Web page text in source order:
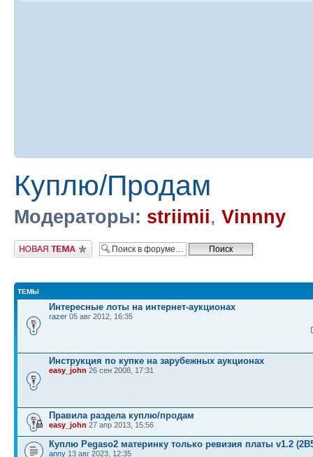
Куплю/Продам
Модераторы: striimii, Vinnny
Новая тема
ТЕМЫ
Интересные лоты на интернет-аукционах
razer 05 авг 2012, 16:35
Инструкция по купке на зарубежных аукционах
easy_john 26 сен 2008, 17:31
Правила раздела куплю/продам
easy_john 27 апр 2013, 15:56
Куплю Pegaso2 материнку только ревизия платы v1.2
anny 13 авг 2023, 12:35